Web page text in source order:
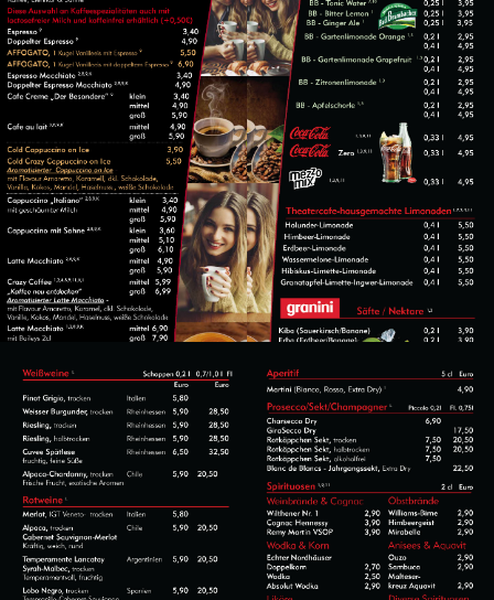
GETRÄNKE BIERE
KAFFEE &
HEISSGETRÄNKE
ALKOHOLFREIES &
MEHR